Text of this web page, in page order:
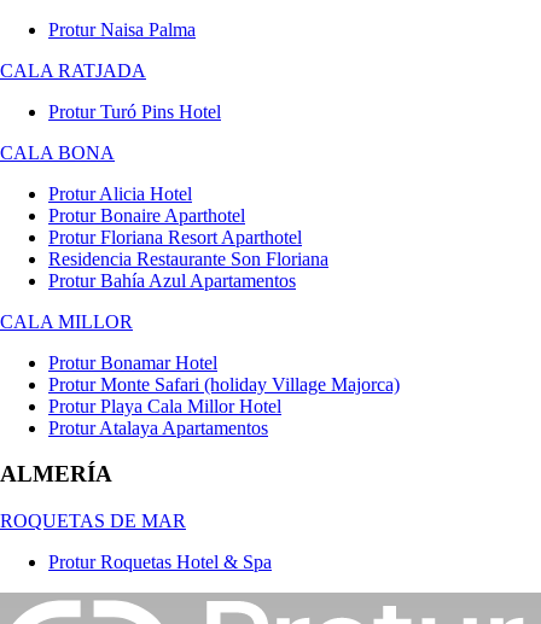
Protur Naisa Palma
CALA RATJADA
Protur Turó Pins Hotel
CALA BONA
Protur Alicia Hotel
Protur Bonaire Aparthotel
Protur Floriana Resort Aparthotel
Residencia Restaurante Son Floriana
Protur Bahía Azul Apartamentos
CALA MILLOR
Protur Bonamar Hotel
Protur Monte Safari (holiday Village Majorca)
Protur Playa Cala Millor Hotel
Protur Atalaya Apartamentos
ALMERÍA
ROQUETAS DE MAR
Protur Roquetas Hotel & Spa